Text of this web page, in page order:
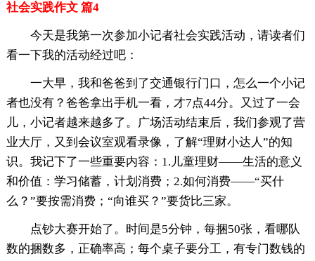
社会实践作文 篇4
今天是我第一次参加小记者社会实践活动，请读者们
看一下我的活动经过吧：
一大早，我和爸爸到了交通银行门口，怎么一个小记
者也没有？爸爸拿出手机一看，才7点44分。又过了一会
儿，小记者越来越多了。广场活动结束后，我们参观了营
业大厅，又到会议室观看录像，了解“理财小达人”的知
识。我记下了一些重要内容：1.儿童理财——生活的意义
和价值：学习储蓄，计划消费；2.如何消费——“买什
么？”要按需消费；“向谁买？”要货比三家。
点钞大赛开始了。时间是5分钟，每捆50张，看哪队
数的捆数多，正确率高；每个桌子要分工，有专门数钱的